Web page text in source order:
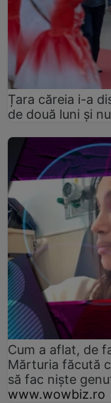
Țara căreia i-a
de două luni și
Cum a aflat, de
Mărturia făcută
să fac niște
www.wowbiz.ro